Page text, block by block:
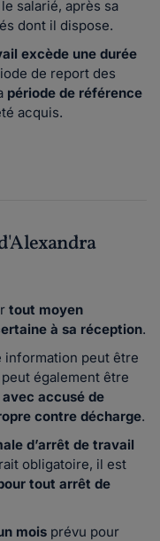
salarié, après sa
dont il dispose.
excède une durée
de report des
période de référence
acquis.
tout moyen
à sa réception.
information peut être
peut également être
accusé de
contre décharge.
d’arrêt de travail
obligatoire, il est
tout arrêt de
mois prévu pour